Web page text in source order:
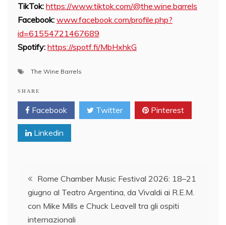
TikTok: https://www.tiktok.com/@the.wine.barrels
Facebook: www.facebook.com/profile.php?
id=61554721467689
Spotify: https://spotf.fi/MbHxhkG
The Wine Barrels
SHARE
Facebook Twitter Pinterest
Linkedin
Post
navigation
Rome Chamber Music Festival 2026: 18–21
giugno al Teatro Argentina, da Vivaldi ai R.E.M.
con Mike Mills e Chuck Leavell tra gli ospiti
internazionali